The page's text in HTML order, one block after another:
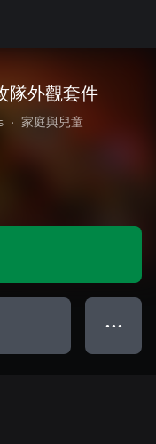
隊外觀套件
• 家庭與兒童
● ● ●